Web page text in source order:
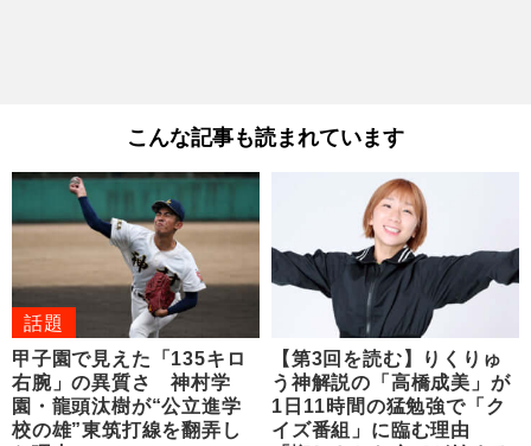
こんな記事も読まれています
話題
甲子園で見えた「135キロ
右腕」の異質さ 神村学
園・龍頭汰樹が“公立進学
校の雄”東筑打線を翻弄し
【第3回を読む】りくりゅ
う神解説の「高橋成美」が
1日11時間の猛勉強で「ク
イズ番組」に臨む理由